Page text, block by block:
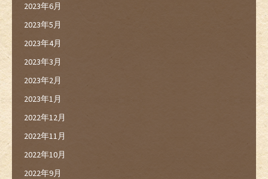
2023年6月
2023年5月
2023年4月
2023年3月
2023年2月
2023年1月
2022年12月
2022年11月
2022年10月
2022年9月